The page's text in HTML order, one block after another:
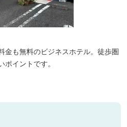
金も無料のビジネスホテル。徒歩圏
イントです。